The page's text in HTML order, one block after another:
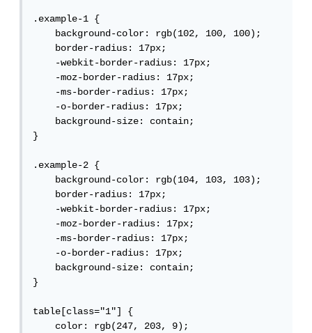
.example-1 {
    background-color: rgb(102, 100, 100);
    border-radius: 17px;
    -webkit-border-radius: 17px;
    -moz-border-radius: 17px;
    -ms-border-radius: 17px;
    -o-border-radius: 17px;
    background-size: contain;
}
.example-2 {
    background-color: rgb(104, 103, 103);
    border-radius: 17px;
    -webkit-border-radius: 17px;
    -moz-border-radius: 17px;
    -ms-border-radius: 17px;
    -o-border-radius: 17px;
    background-size: contain;
}
table[class="1"] {
    color: rgb(247, 203, 9);